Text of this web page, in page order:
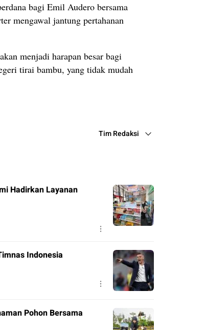
bagi Emil Audero bersama
mengawal jantung pertahanan
menjadi harapan besar bagi
tirai bambu, yang tidak mudah
Tim Redaksi
Hadirkan Layanan
Indonesia
Pohon Bersama